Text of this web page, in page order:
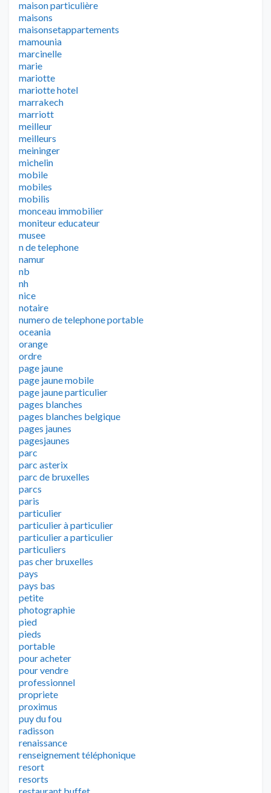
maison particulière
maisons
maisonsetappartements
mamounia
marcinelle
marie
mariotte
mariotte hotel
marrakech
marriott
meilleur
meilleurs
meininger
michelin
mobile
mobiles
mobilis
monceau immobilier
moniteur educateur
musee
n de telephone
namur
nb
nh
nice
notaire
numero de telephone portable
oceania
orange
ordre
page jaune
page jaune mobile
page jaune particulier
pages blanches
pages blanches belgique
pages jaunes
pagesjaunes
parc
parc asterix
parc de bruxelles
parcs
paris
particulier
particulier à particulier
particulier a particulier
particuliers
pas cher bruxelles
pays
pays bas
petite
photographie
pied
pieds
portable
pour acheter
pour vendre
professionnel
propriete
proximus
puy du fou
radisson
renaissance
renseignement téléphonique
resort
resorts